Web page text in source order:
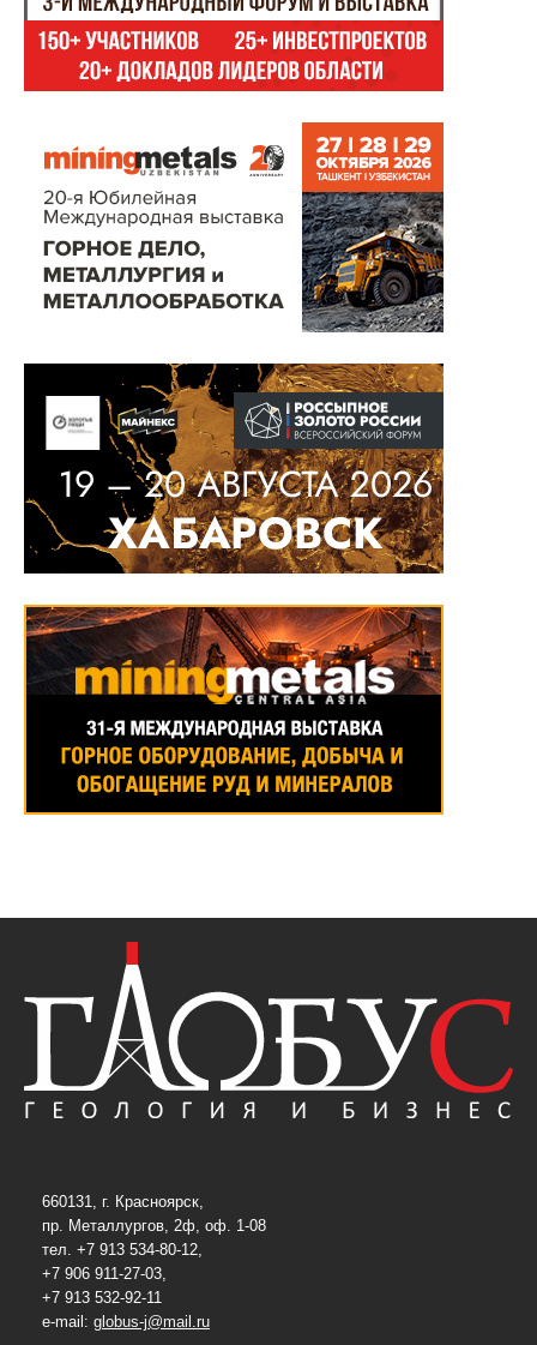
660131, г. Красноярск,
пр. Металлургов, 2ф, оф. 1-08
тел. +7 913 534-80-12,
+7 906 911-27-03,
+7 913 532-92-11
e-mail: globus-j@mail.ru